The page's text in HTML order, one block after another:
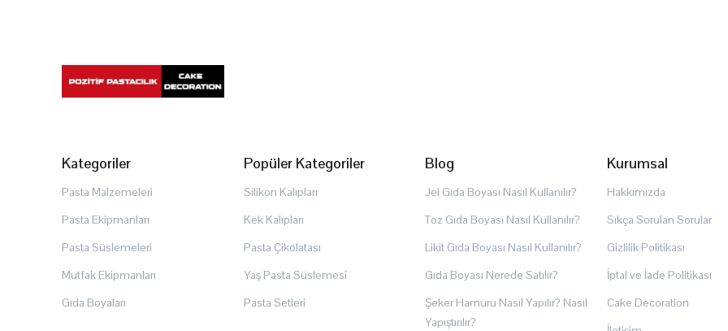
Kategoriler
Pasta Malzemeleri
Pasta Ekipmanları
Pasta Süslemeleri
Mutfak Ekipmanları
Gıda Boyaları
Popüler Kategoriler
Silikon Kalıpları
Kek Kalıpları
Pasta Çikolatası
Yaş Pasta Süslemesi
Pasta Setleri
Blog
Jel Gıda Boyası Nasıl Kullanılır?
Toz Gıda Boyası Nasıl Kullanılır?
Likit Gıda Boyası Nasıl Kullanılır?
Gıda Boyası Nerede Satılır?
Şeker Hamuru Nasıl Yapılır? Nasıl
Yapıştırılır?
Kurumsal
Hakkımızda
Sıkça Sorulan Sorular
Gizlilik Politikası
İptal ve İade Politikası
Cake Decoration